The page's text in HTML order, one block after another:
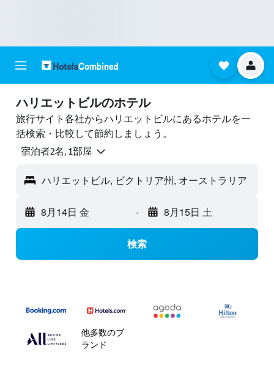
ハリエットビルのホテル
旅行サイト各社からハリエットビルにあるホテルを一
括検索・比較して節約しましょう。
宿泊者2名, 1​部屋
ハリエットビル, ビクトリア州, オーストラリア
8月14日 金 - 8月15日 土
検索
他多数のブ
ランド